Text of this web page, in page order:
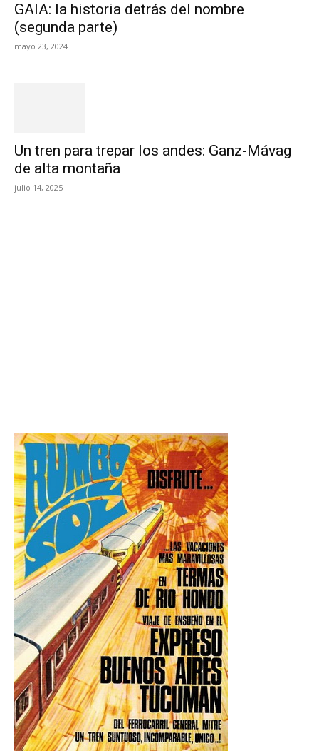
GAIA: la historia detrás del nombre
(segunda parte)
mayo 23, 2024
Un tren para trepar los andes: Ganz-Mávag
de alta montaña
julio 14, 2025